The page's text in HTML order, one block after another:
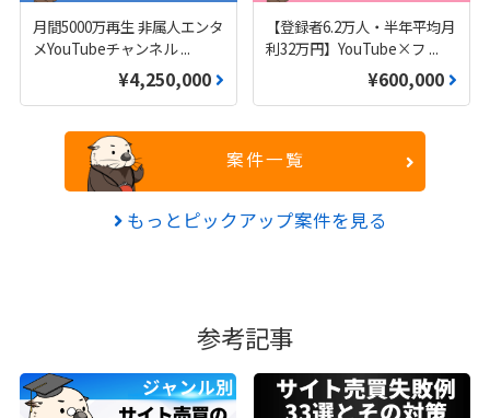
月間5000万再生 非属人エンタ
メYouTubeチャンネル...
¥4,250,000
【登録者6.2万人・半年平均月
利32万円】YouTube×フ ...
¥600,000
案件一覧
もっとピックアップ案件を見る
参考記事